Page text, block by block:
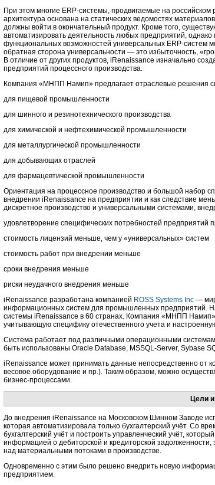
При этом многие ERP-системы, продвигаемые на российском
архитектура основана на статических ведомостях
должны войти в окончательный продукт. Кроме того,
автоматизировать деятельность любых предприятий,
функциональных возможностей универсальных ERP-систем
обратная сторона универсальности — это избыточность,
В отличие от других продуктов, iRenaissance изначально
предприятий процессного производства.
Компания «МНПП Намип» предлагает отраслевые решения
для пищевой промышленности
для шинного и резинотехнического производства
для химической и нефтехимической промышленности
для металлургической промышленности
для добывающих отраслей
для фармацевтической промышленности
Ориентация на процессное производство и большой набор
внедрении iRenaissance на предприятии и как следствие
дискретное производство и универсальными системами,
удовлетворение специфических потребностей предприятий
стоимость лицензий меньше, чем у «универсальных» систем
стоимость работ при внедрении меньше
сроки внедрения меньше
риски неудачного внедрения меньше
iRenaissance разработана компанией ROSS Systems Inc —
информационных систем для промышленных предприятий.
системы iRenaissance в 60 странах. Компания «МНПП
учитывающую специфику отечественного учета и
Система работает под различными операционными
быть использованы Oracle Database, MSSQL-Server, Sybase
iRenaissance может принимать данные непосредственно от
весовое оборудование и пр.). Таким образом, можно
бизнес-процессами.
Цели
До внедрения iRenaissance на Московском Шинном Заводе
которая автоматизировала только бухгалтерский учёт. Со
бухгалтерский учёт и построить управленческий учёт,
информацией о дебиторской и кредиторской задолженности,
над материальными потоками в производстве.
Одновременно с этим было решено внедрить новую
предприятием.